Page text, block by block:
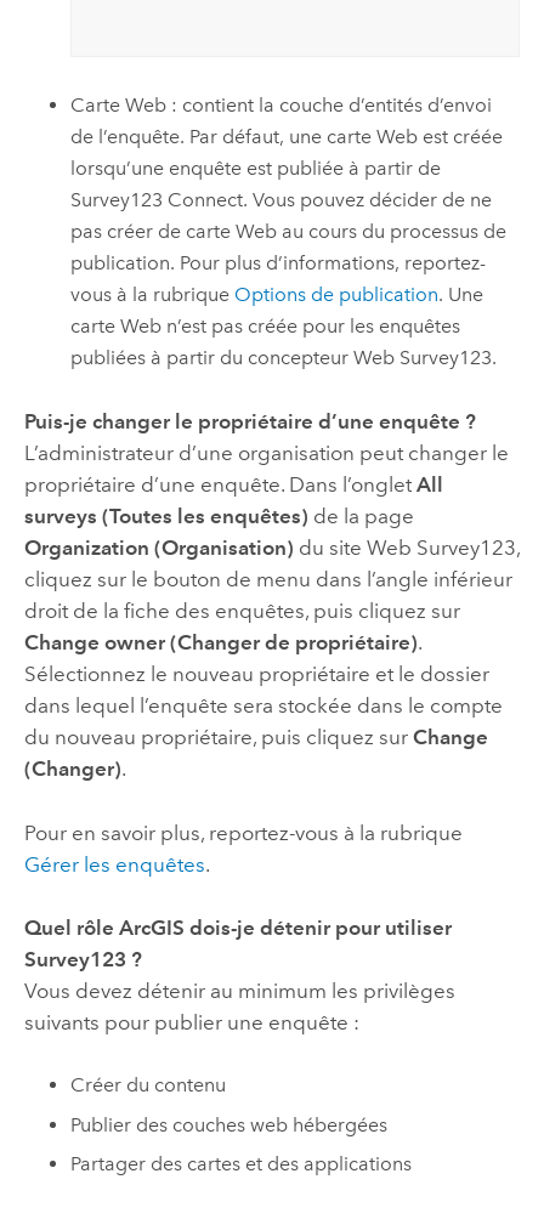
Carte Web : contient la couche d’entités d’envoi
de l’enquête. Par défaut, une carte Web est créée
lorsqu’une enquête est publiée à partir de
Survey123 Connect. Vous pouvez décider de ne
pas créer de carte Web au cours du processus de
publication. Pour plus d’informations, reportez-
vous à la rubrique Options de publication. Une
carte Web n’est pas créée pour les enquêtes
publiées à partir du concepteur Web Survey123.
Puis-je changer le propriétaire d’une enquête ?
L’administrateur d’une organisation peut changer le
propriétaire d’une enquête. Dans l’onglet All
surveys (Toutes les enquêtes) de la page
Organization (Organisation) du site Web Survey123,
cliquez sur le bouton de menu dans l’angle inférieur
droit de la fiche des enquêtes, puis cliquez sur
Change owner (Changer de propriétaire).
Sélectionnez le nouveau propriétaire et le dossier
dans lequel l’enquête sera stockée dans le compte
du nouveau propriétaire, puis cliquez sur Change
(Changer).
Pour en savoir plus, reportez-vous à la rubrique
Gérer les enquêtes.
Quel rôle ArcGIS dois-je détenir pour utiliser
Survey123 ?
Vous devez détenir au minimum les privilèges
suivants pour publier une enquête :
Créer du contenu
Publier des couches web hébergées
Partager des cartes et des applications